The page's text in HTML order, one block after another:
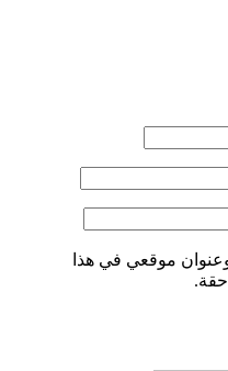
موقعي في هذا